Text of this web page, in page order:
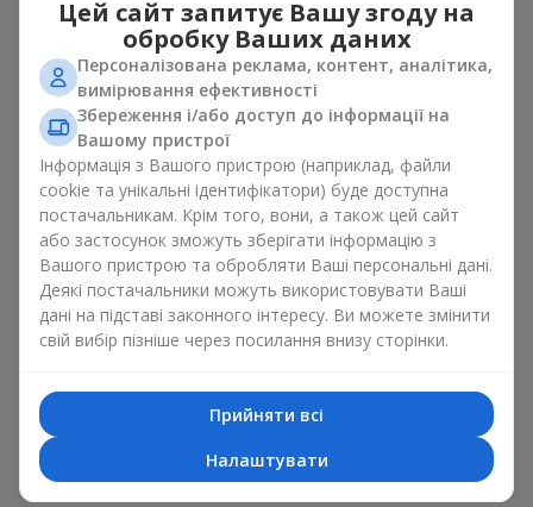
Якщо можна схарактеризувати весну назвою однієї квітки,
то це, беззаперечнобукет тюльпанів . Букет тюльпанів —
саме ті квіти, з яких починається весняний настрій. Ніжні та
тендітні, вони, не перевантажують простір, та можуть бути
подаровані, як до свята, так і просто на знак уваги. А якщо
порахувати скільки коштують тюльпани, то можна сказати,
що їх можна дарувати весною хоч кожного дня. Навіть
тюльпану руках вже створює відчуття тепла, а букет
тюльпанів легко перетворюється на теплі емоції в упаковці.
Саме тому весняні квіти тюльпани так часто обирають для
перших побачень, сімейних свят, знаків уваги без приводу.
Букет тюльпанів — весняна романтика, що асоціюється з
оновленням, щирістю та легкою радістю. У кожній пелюстці
— натуральна краса, у кожному стеблі — символ весни.
романтичному жесті, і в дружньому подарунку. Букет
тюльпанів не зобов'язує, але залишає після себе відчуття
радості та турботи. Саме тому букет квітів тюльпани — це
завжди влучний вибір в будь-якій життєвій ситуації.
Цей сайт запитує Вашу згоду на
обробку Ваших даних
Персоналізована реклама, контент, аналітика,
вимірювання ефективності
Збереження і/або доступ до інформації на
Вашому пристрої
Інформація з Вашого пристрою (наприклад, файли
cookie та унікальні ідентифікатори) буде доступна
постачальникам. Крім того, вони, а також цей сайт
або застосунок зможуть зберігати інформацію з
Вашого пристрою та обробляти Ваші персональні дані.
Деякі постачальники можуть використовувати Ваші
дані на підставі законного інтересу. Ви можете змінити
свій вибір пізніше через посилання внизу сторінки.
Прийняти всі
Налаштувати